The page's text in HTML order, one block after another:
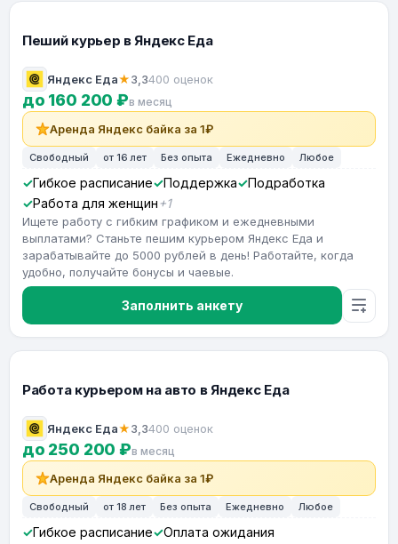
Пеший курьер в Яндекс Еда
Яндекс Еда★3,3400 оценок
до 160 200 ₽в месяц
Аренда Яндекс байка за 1₽
Свободный от 16 лет Без опыта Ежедневно Любое
Гибкое расписание Поддержка
Подработка
Работа для женщин +1
Ищете работу с гибким графиком и ежедневными
выплатами? Станьте пешим курьером Яндекс Еда и
зарабатывайте до 5000 рублей в день! Работайте, когда
удобно, получайте бонусы и чаевые.
Заполнить анкету
Работа курьером на авто в Яндекс Еда
Яндекс Еда★3,3400 оценок
до 250 200 ₽в месяц
Аренда Яндекс байка за 1₽
Свободный от 18 лет Без опыта Ежедневно Любое
Гибкое расписание
Оплата ожидания